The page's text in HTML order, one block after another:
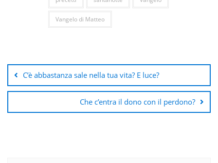
Vangelo di Matteo
articoli
C’è abbastanza sale nella tua vita? E luce?
Che c’entra il dono con il perdono?